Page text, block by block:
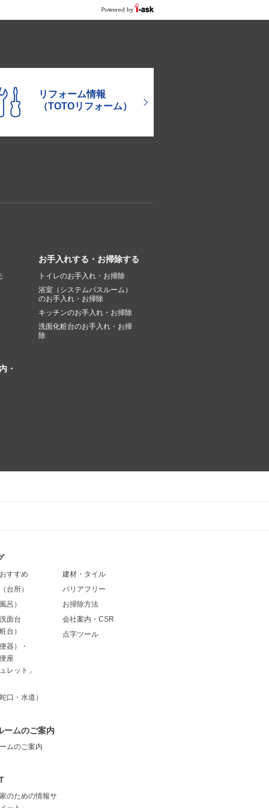
リフォーム情報
（TOTOリフォーム）
お手入れする・お掃除する
トイレのお手入れ・お掃除
浴室（システムバスルーム）
のお手入れ・お掃除
キッチンのお手入れ・お掃除
洗面化粧台のお手入れ・お掃
除
・
すすめ
台所）
呂）
面台
台）
器）・
座
レット」
口・水道）
建材・タイル
バリアフリー
お掃除方法
会社案内・CSR
点字ツール
ームのご案内
ムのご案内
のための情報サ